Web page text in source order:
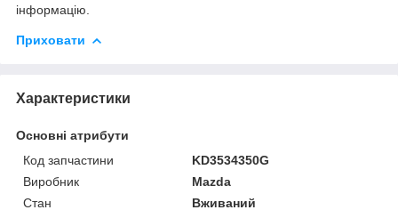
інформацію.
Приховати
Характеристики
Основні атрибути
Код запчастини
KD3534350G
Виробник
Mazda
Стан
Вживаний